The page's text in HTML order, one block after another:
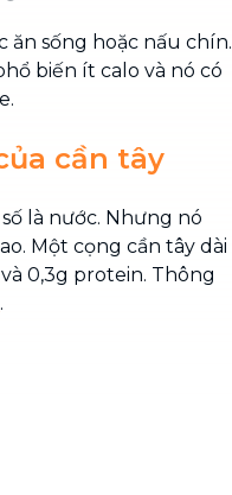
ăn sống hoặc nấu chín.
biến ít calo và nó có
cần tây
là nước. Nhưng nó
Một cọng cần tây dài
0,3g protein. Thông
.